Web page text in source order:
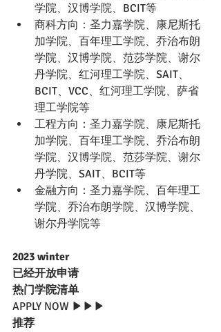
学院、汉博学院、BCIT等
商科方向：圣力嘉学院、康尼斯托
加学院、百年理工学院、乔治布朗
学院、汉博学院、范莎学院、谢尔
丹学院、红河理工学院、SAIT、
BCIT、VCC、红河理工学院、萨省
理工学院等
工程方向：圣力嘉学院、康尼斯托
加学院、百年理工学院、乔治布朗
学院、汉博学院、范莎学院、谢尔
丹学院、SAIT、BCIT等
金融方向：圣力嘉学院、百年理工
学院、乔治布朗学院、汉博学院、
谢尔丹学院等
2023 winter
已经开放申请
热门学院清单
APPLY NOW ▶▶▶
推荐